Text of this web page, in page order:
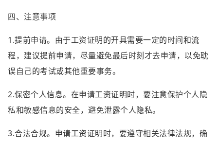
四、注意事项
1.提前申请。由于工资证明的开具需要一定的时间和流
程，建议提前申请，尽量避免最后时刻才去申请，以免耽
误自己的考试或其他重要事务。
2.保密个人信息。在申请工资证明时，要注意保护个人隐
私和敏感信息的安全，避免泄露个人隐私。
3.合法合规。申请工资证明时，要遵守相关法律法规，确